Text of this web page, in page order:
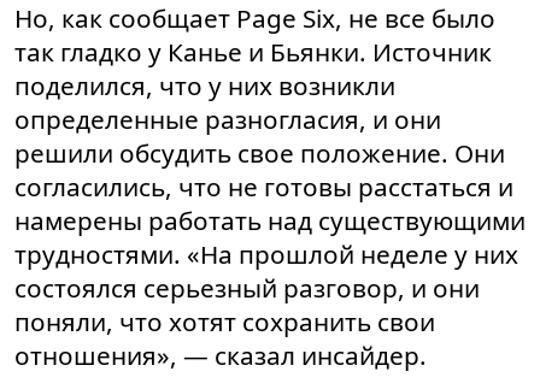
Но, как сообщает Page Six, не все было
так гладко у Канье и Бьянки. Источник
поделился, что у них возникли
определенные разногласия, и они
решили обсудить свое положение. Они
согласились, что не готовы расстаться и
намерены работать над существующими
трудностями. «На прошлой неделе у них
состоялся серьезный разговор, и они
поняли, что хотят сохранить свои
отношения», — сказал инсайдер.